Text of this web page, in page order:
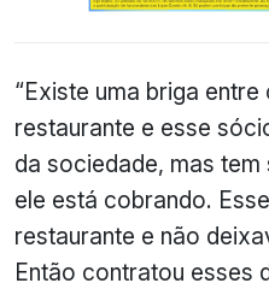
“Existe uma briga
restaurante e esse
da sociedade, mas
ele está cobrando.
restaurante e não
Então contratou esses